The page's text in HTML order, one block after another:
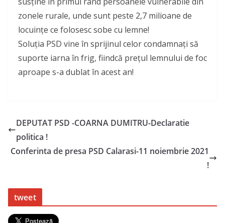
zonele rurale, unde sunt peste 2,7 milioane de
locuințe ce folosesc sobe cu lemne!
Soluția PSD vine în sprijinul celor condamnați să
suporte iarna în frig, fiindcă prețul lemnului de foc
aproape s-a dublat în acest an!
DEPUTAT PSD -COARNA DUMITRU-Declaratie
politica !
Conferinta de presa PSD Calarasi-11 noiembrie 2021
!
tweet